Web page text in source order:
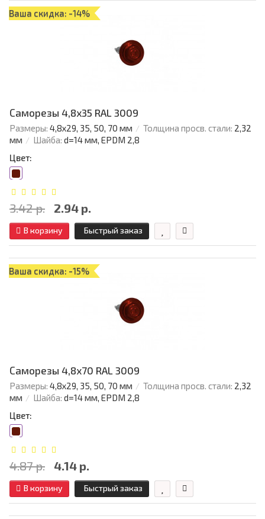
Ваша скидка: -14%
Саморезы 4,8х35 RAL 3009
Размеры: 4,8х29, 35, 50, 70 мм Толщина просв. стали: 2,32
мм
Шайба: d=14 мм, EPDM 2,8
Цвет:
3.42 р. 2.94 р.
В корзину Быстрый заказ
Ваша скидка: -15%
Саморезы 4,8х70 RAL 3009
Размеры: 4,8х29, 35, 50, 70 мм Толщина просв. стали: 2,32
мм
Шайба: d=14 мм, EPDM 2,8
Цвет:
4.87 р. 4.14 р.
В корзину Быстрый заказ